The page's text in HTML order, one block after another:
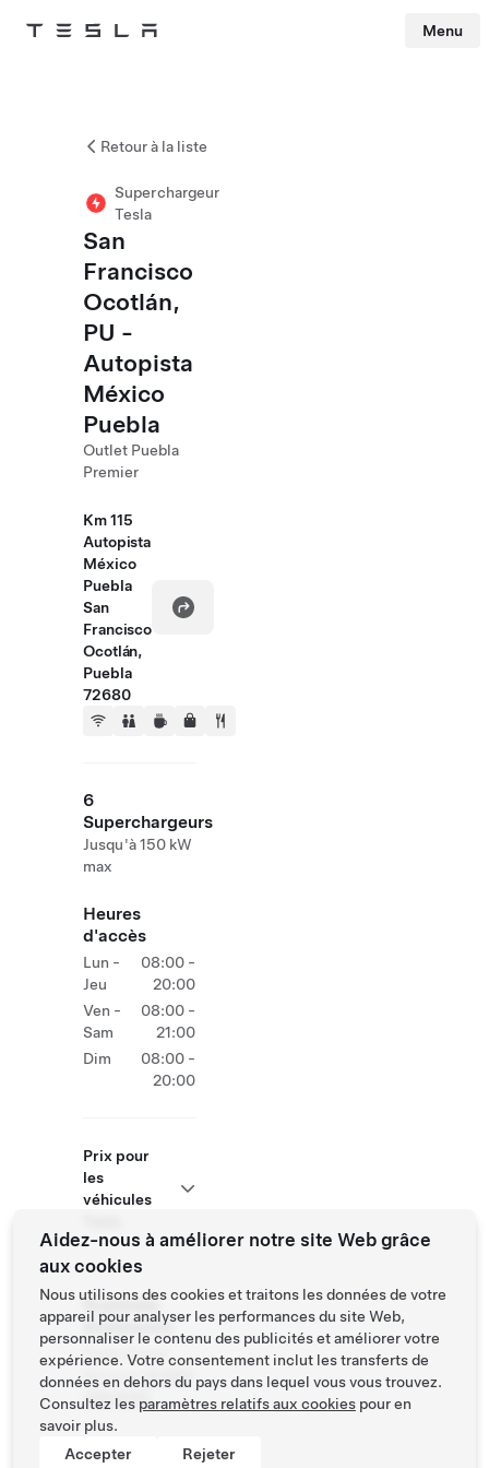
Tesla Menu
Retour à la liste
Superchargeur
Tesla
San
Francisco
Ocotlán,
PU -
Autopista
México
Puebla
Outlet Puebla
Premier
Km 115
Autopista
México
Puebla
San
Francisco
Ocotlán,
Puebla
72680
6
Superchargeurs
Jusqu'à 150 kW
max
Heures
d'accès
Lun -
Jeu
08:00 -
20:00
Ven -
Sam
08:00 -
21:00
Dim
08:00 -
20:00
Prix pour
les
véhicules
Roadside
Assistance
Tesla Owner
Service: 01 800
228 8145
Aidez-nous à améliorer notre site Web grâce
aux cookies
Nous utilisons des cookies et traitons les données de votre
appareil pour analyser les performances du site Web,
personnaliser le contenu des publicités et améliorer votre
expérience. Votre consentement inclut les transferts de
données en dehors du pays dans lequel vous vous trouvez.
Consultez les paramètres relatifs aux cookies pour en
savoir plus.
Accepter
Rejeter